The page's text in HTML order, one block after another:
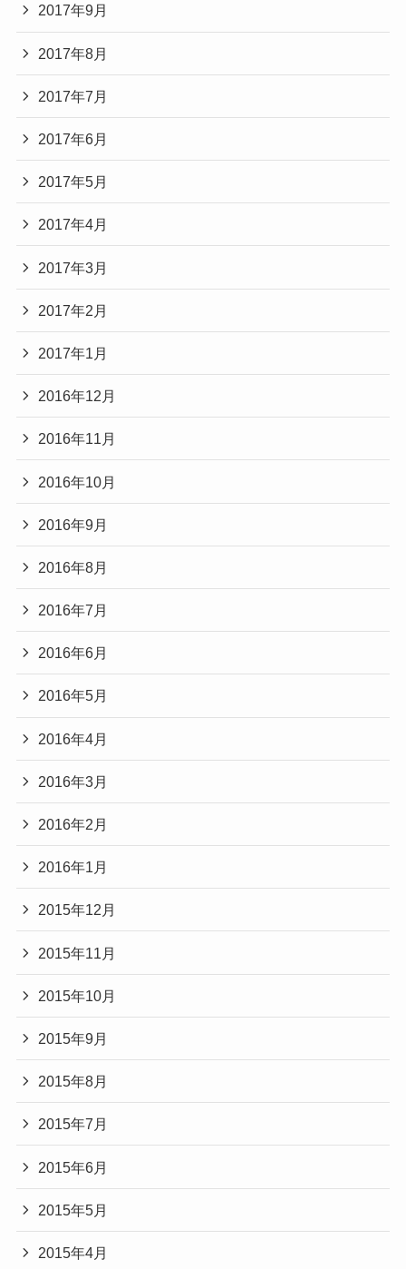
2017年9月
2017年8月
2017年7月
2017年6月
2017年5月
2017年4月
2017年3月
2017年2月
2017年1月
2016年12月
2016年11月
2016年10月
2016年9月
2016年8月
2016年7月
2016年6月
2016年5月
2016年4月
2016年3月
2016年2月
2016年1月
2015年12月
2015年11月
2015年10月
2015年9月
2015年8月
2015年7月
2015年6月
2015年5月
2015年4月